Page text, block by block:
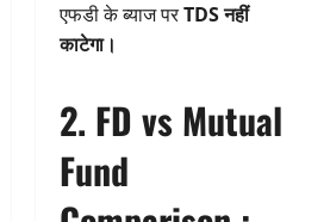
एफडी के ब्याज परTDS नहीं
काटेगा।
2. FD vs Mutual
Fund